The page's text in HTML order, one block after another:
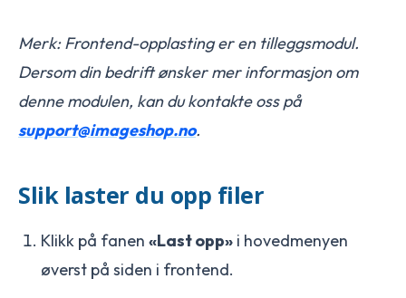
Merk: Frontend-opplasting er en tilleggsmodul.
Dersom din bedrift ønsker mer informasjon om
denne modulen, kan du kontakte oss på
support@imageshop.no.
Slik laster du opp filer
Klikk på fanen «Last opp» i hovedmenyen
øverst på siden i frontend.